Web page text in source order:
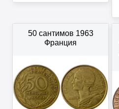
50 сантимов 1963
Франция